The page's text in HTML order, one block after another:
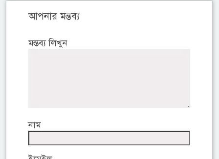
আপনার মন্তব্য
মন্তব্য লিখুন
নাম